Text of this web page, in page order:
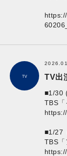
TV TV出
■1/30
TBS「
■1/27
TBS「